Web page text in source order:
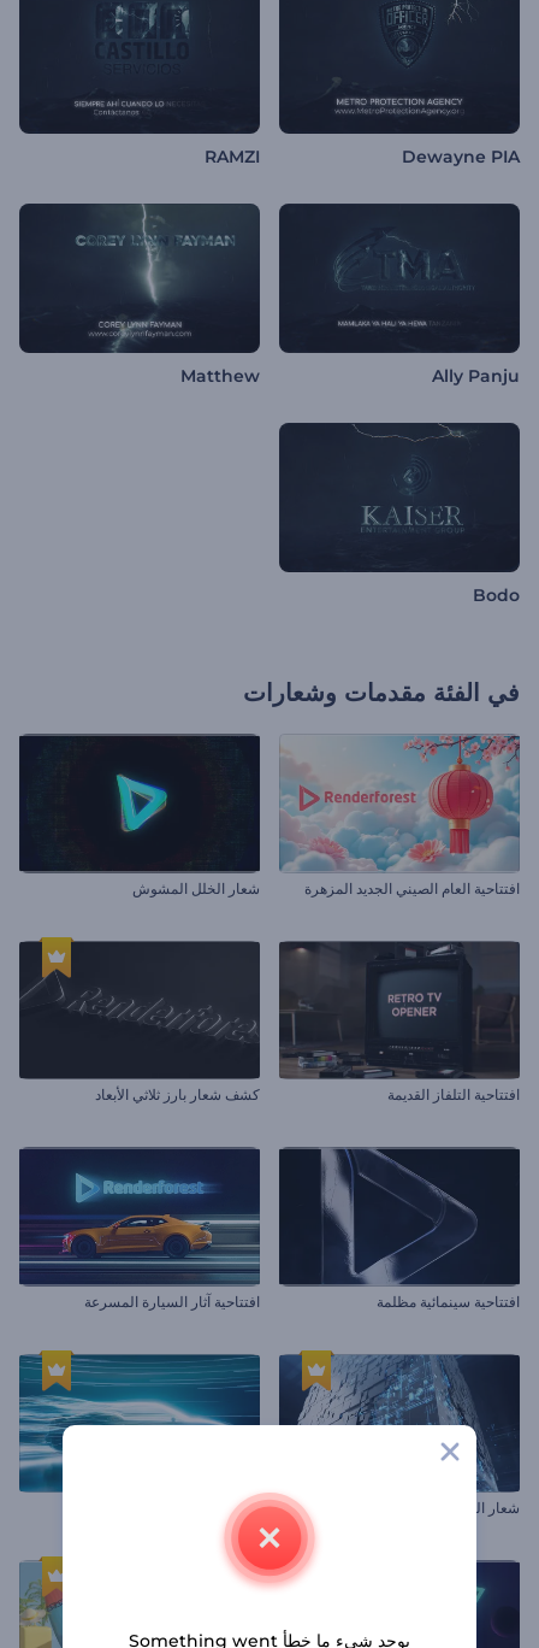
Dewayne PIA
RAMZI
Ally Panju
Matthew
Bodo
في الفئة مقدمات وشعارات
افتتاحية العام الصيني الجديد المزهرة شعار الخلل المشوش
افتتاحية التلفاز القديمة كشف شعار بارز ثلاثي الأبعاد
افتتاحية سينمائية مظلمة افتتاحية آثار السيارة المسرعة
شعار المكعب الإلكتروني الملهم افتتاحية نفق هوائي للسيارات
يوجد شيء ما خطأ Something went